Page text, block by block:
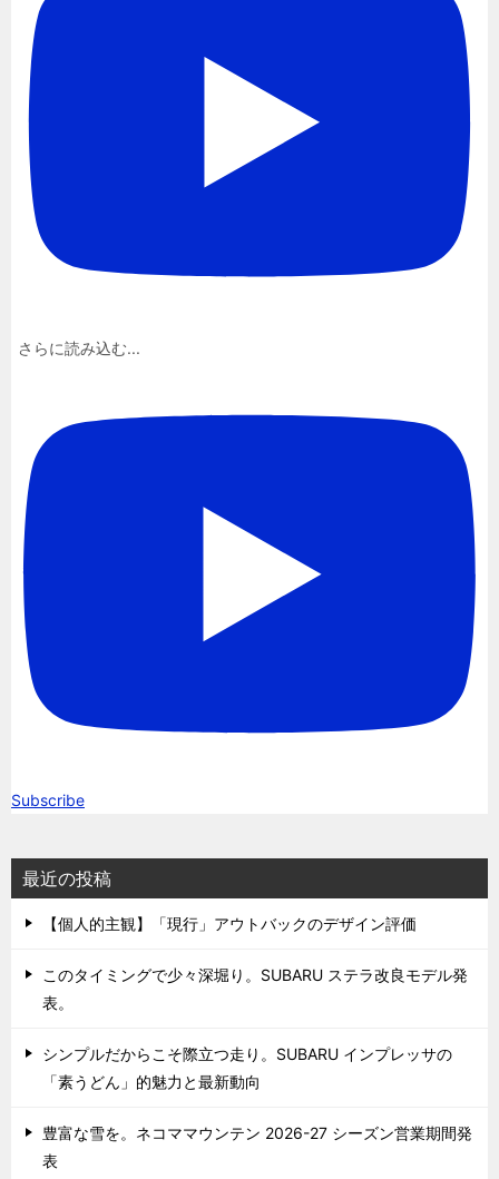
さらに読み込む...
Subscribe
最近の投稿
【個人的主観】「現行」アウトバックのデザイン評価
このタイミングで少々深堀り。SUBARU ステラ改良モデル発
表。
シンプルだからこそ際立つ走り。SUBARU インプレッサの
「素うどん」的魅力と最新動向
豊富な雪を。ネコママウンテン 2026-27 シーズン営業期間発
表